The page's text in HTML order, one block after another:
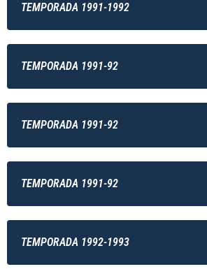
TEMPORADA 1991-1992
TEMPORADA 1991-92
TEMPORADA 1991-92
TEMPORADA 1991-92
TEMPORADA 1992-1993